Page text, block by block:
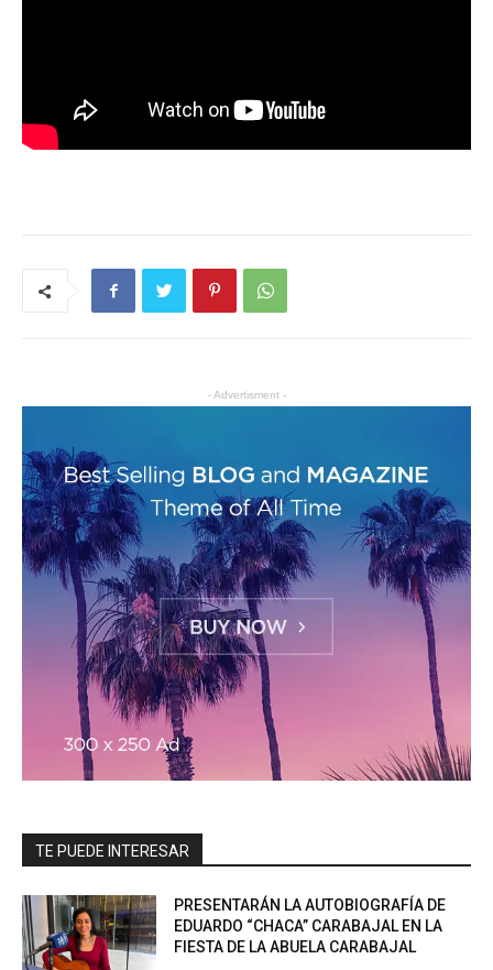
- Advertisment -
TE PUEDE INTERESAR
PRESENTARÁN LA AUTOBIOGRAFÍA DE
EDUARDO “CHACA” CARABAJAL EN LA
FIESTA DE LA ABUELA CARABAJAL